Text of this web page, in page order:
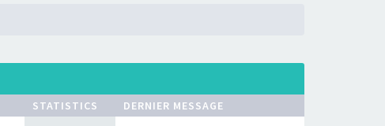
STATISTICS DERNIER MESSAGE